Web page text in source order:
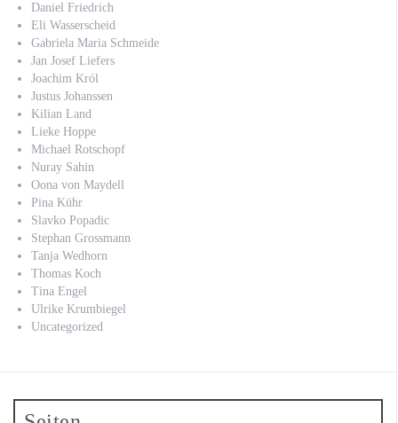
Daniel Friedrich
Eli Wasserscheid
Gabriela Maria Schmeide
Jan Josef Liefers
Joachim Król
Justus Johanssen
Kilian Land
Lieke Hoppe
Michael Rotschopf
Nuray Sahin
Oona von Maydell
Pina Kühr
Slavko Popadic
Stephan Grossmann
Tanja Wedhorn
Thomas Koch
Tina Engel
Ulrike Krumbiegel
Uncategorized